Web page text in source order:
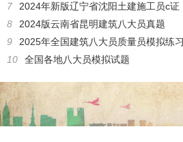
7
2024年新版辽宁省沈阳土建施工员c证
8
2024版云南省昆明建筑八大员真题
9
2025年全国建筑八大员质量员模拟练
10
全国各地八大员模拟试题